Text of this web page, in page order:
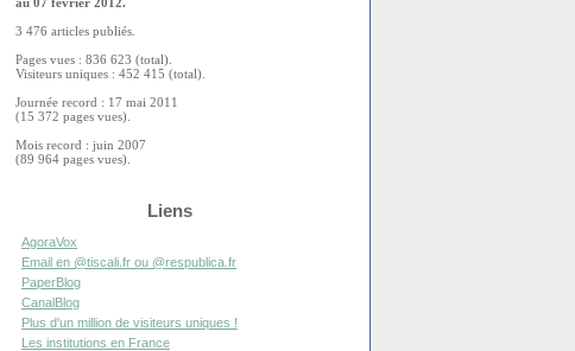
au 07 février 2012.
3 476 articles publiés.
Pages vues : 836 623 (total).
Visiteurs uniques : 452 415 (total).
Journée record : 17 mai 2011
(15 372 pages vues).
Mois record : juin 2007
(89 964 pages vues).
Liens
AgoraVox
Email en @tiscali.fr ou @respublica.fr
PaperBlog
CanalBlog
Plus d'un million de visiteurs uniques !
Les institutions en France